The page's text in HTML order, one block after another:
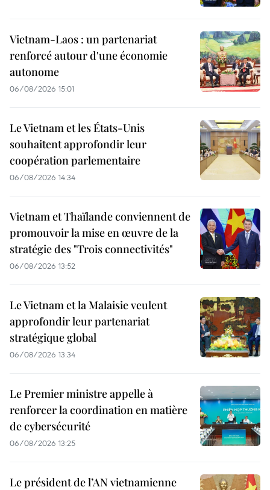
Vietnam-Laos : un partenariat
renforcé autour d'une économie
autonome
06/08/2026 15:01
Le Vietnam et les États-Unis
souhaitent approfondir leur
coopération parlementaire
06/08/2026 14:34
Vietnam et Thaïlande conviennent de
promouvoir la mise en œuvre de la
stratégie des "Trois connectivités"
06/08/2026 13:52
Le Vietnam et la Malaisie veulent
approfondir leur partenariat
stratégique global
06/08/2026 13:34
Le Premier ministre appelle à
renforcer la coordination en matière
de cybersécurité
06/08/2026 13:25
Le président de l’AN vietnamienne